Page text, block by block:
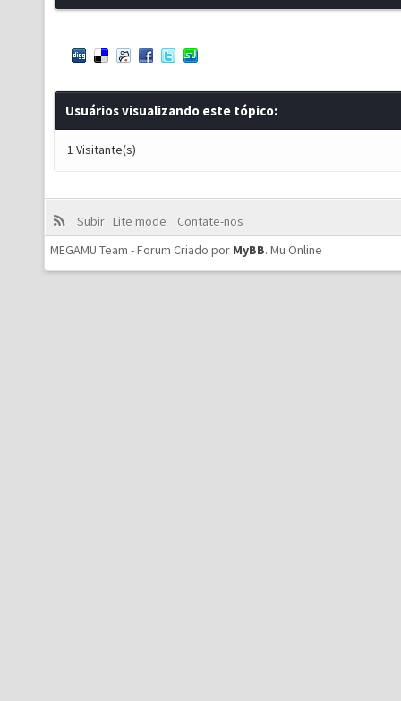
Usuários visualizando este tópico:
1 Visitante(s)
Subir Lite mode
Contate-nos
MEGAMU Team - Forum Criado por MyBB. Mu Online